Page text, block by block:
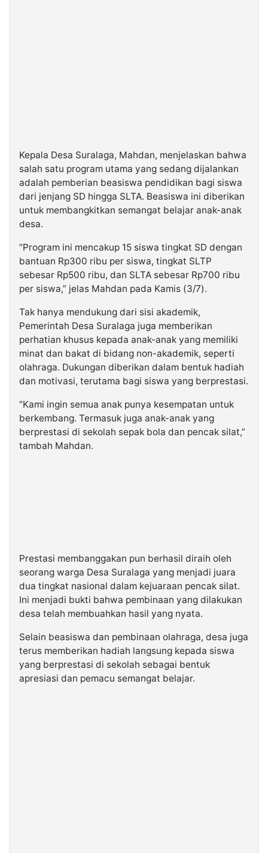
Kepala Desa Suralaga, Mahdan, menjelaskan bahwa
salah satu program utama yang sedang dijalankan
adalah pemberian beasiswa pendidikan bagi siswa
dari jenjang SD hingga SLTA. Beasiswa ini diberikan
untuk membangkitkan semangat belajar anak-anak
desa.
“Program ini mencakup 15 siswa tingkat SD dengan
bantuan Rp300 ribu per siswa, tingkat SLTP
sebesar Rp500 ribu, dan SLTA sebesar Rp700 ribu
per siswa,” jelas Mahdan pada Kamis (3/7).
Tak hanya mendukung dari sisi akademik,
Pemerintah Desa Suralaga juga memberikan
perhatian khusus kepada anak-anak yang memiliki
minat dan bakat di bidang non-akademik, seperti
olahraga. Dukungan diberikan dalam bentuk hadiah
dan motivasi, terutama bagi siswa yang berprestasi.
“Kami ingin semua anak punya kesempatan untuk
berkembang. Termasuk juga anak-anak yang
berprestasi di sekolah sepak bola dan pencak silat,”
tambah Mahdan.
Prestasi membanggakan pun berhasil diraih oleh
seorang warga Desa Suralaga yang menjadi juara
dua tingkat nasional dalam kejuaraan pencak silat.
Ini menjadi bukti bahwa pembinaan yang dilakukan
desa telah membuahkan hasil yang nyata.
Selain beasiswa dan pembinaan olahraga, desa juga
terus memberikan hadiah langsung kepada siswa
yang berprestasi di sekolah sebagai bentuk
apresiasi dan pemacu semangat belajar.